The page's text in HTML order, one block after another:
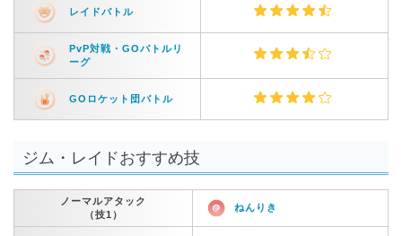
レイドバトル
PvP対戦・GOバトルリ
ーグ
GOロケット団バトル
ジム・レイドおすすめ技
ノーマルアタック
（技1）
ねんりき